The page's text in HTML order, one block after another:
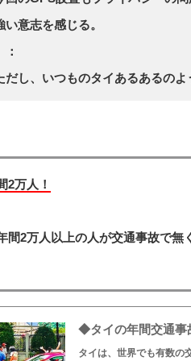
い意志を感じる。
：
だし、いつものタイあるあるの
2万人！
間2万人以上の人が交通事故で
◆タイの年間交通事
タイは、世界でも有数の